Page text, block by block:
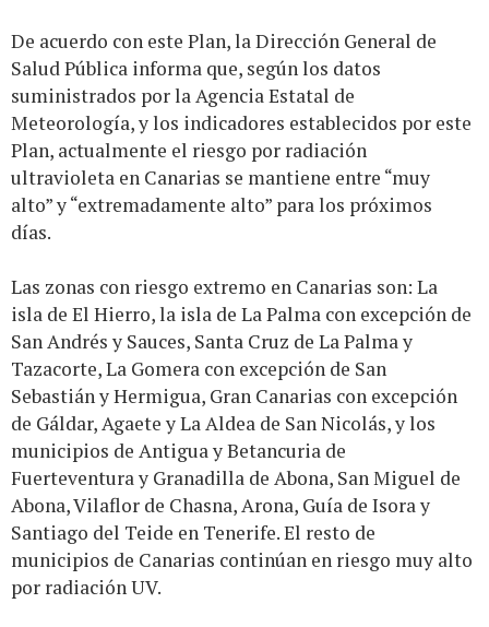
De acuerdo con este Plan, la Dirección General de
Salud Pública informa que, según los datos
suministrados por la Agencia Estatal de
Meteorología, y los indicadores establecidos por este
Plan, actualmente el riesgo por radiación
ultravioleta en Canarias se mantiene entre “muy
alto” y “extremadamente alto” para los próximos
días.
Las zonas con riesgo extremo en Canarias son: La
isla de El Hierro, la isla de La Palma con excepción de
San Andrés y Sauces, Santa Cruz de La Palma y
Tazacorte, La Gomera con excepción de San
Sebastián y Hermigua, Gran Canarias con excepción
de Gáldar, Agaete y La Aldea de San Nicolás, y los
municipios de Antigua y Betancuria de
Fuerteventura y Granadilla de Abona, San Miguel de
Abona, Vilaflor de Chasna, Arona, Guía de Isora y
Santiago del Teide en Tenerife. El resto de
municipios de Canarias continúan en riesgo muy alto
por radiación UV.